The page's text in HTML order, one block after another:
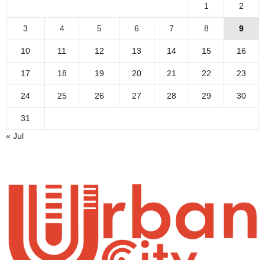
1 2
3 4 5 6 7 8 9
10 11 12 13 14 15 16
17 18 19 20 21 22 23
24 25 26 27 28 29 30
31
« Jul